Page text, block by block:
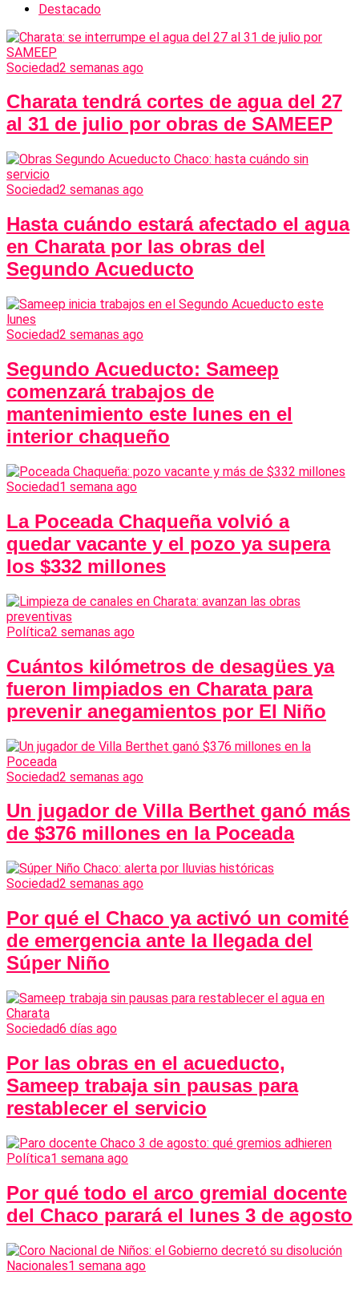
Destacado
Sociedad2 semanas ago
Charata tendrá cortes de agua del 27
al 31 de julio por obras de SAMEEP
Sociedad2 semanas ago
Hasta cuándo estará afectado el agua
en Charata por las obras del
Segundo Acueducto
Sociedad2 semanas ago
Segundo Acueducto: Sameep
comenzará trabajos de
mantenimiento este lunes en el
interior chaqueño
Sociedad1 semana ago
La Poceada Chaqueña volvió a
quedar vacante y el pozo ya supera
los $332 millones
Política2 semanas ago
Cuántos kilómetros de desagües ya
fueron limpiados en Charata para
prevenir anegamientos por El Niño
Sociedad2 semanas ago
Un jugador de Villa Berthet ganó más
de $376 millones en la Poceada
Sociedad2 semanas ago
Por qué el Chaco ya activó un comité
de emergencia ante la llegada del
Súper Niño
Sociedad6 días ago
Por las obras en el acueducto,
Sameep trabaja sin pausas para
restablecer el servicio
Política1 semana ago
Por qué todo el arco gremial docente
del Chaco parará el lunes 3 de agosto
Nacionales1 semana ago